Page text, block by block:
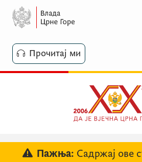
Прочитај ми
Пажња: Садржај ове